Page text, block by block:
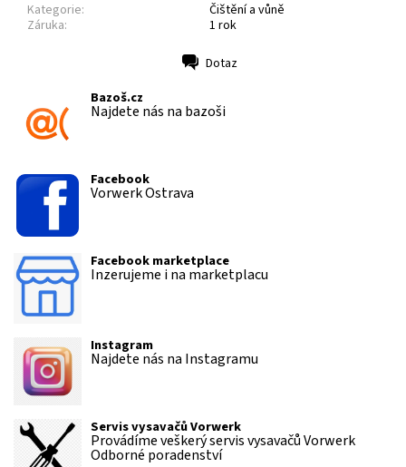
Kategorie:
Čištění a vůně
Záruka:
1 rok
Dotaz
Bazoš.cz
Najdete nás na bazoši
Facebook
Vorwerk Ostrava
Facebook marketplace
Inzerujeme i na marketplacu
Instagram
Najdete nás na Instagramu
Servis vysavačů Vorwerk
Provádíme veškerý servis vysavačů Vorwerk
Odborné poradenství